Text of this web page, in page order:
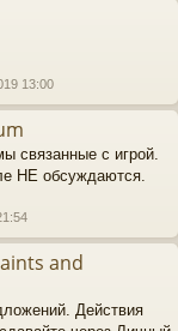
13:00
связанные с игрой.
НЕ обсуждаются.
and
Действия